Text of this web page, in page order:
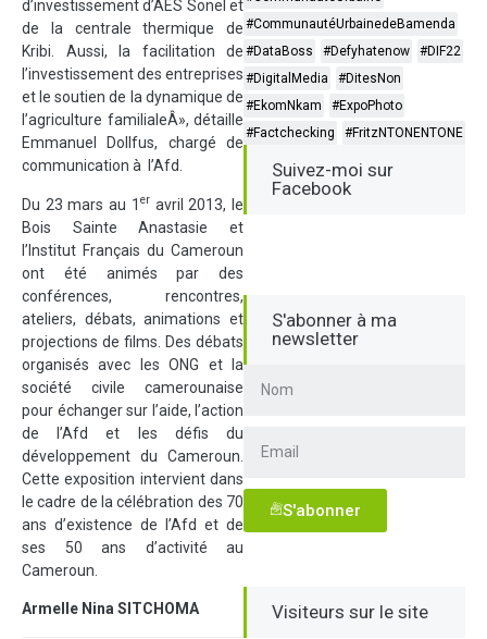
d’investissement d’AES Sonel et
de la centrale thermique de
Kribi. Aussi, la facilitation de
l’investissement des entreprises
et le soutien de la dynamique de
l’agriculture familialeÂ», détaille
Emmanuel Dollfus, chargé de
communication à l’Afd.
Du 23 mars au 1 er avril 2013, le
Bois Sainte Anastasie et
l’Institut Français du Cameroun
ont été animés par des
conférences, rencontres,
ateliers, débats, animations et
projections de films. Des débats
organisés avec les ONG et la
société civile camerounaise
pour échanger sur l’aide, l’action
de l’Afd et les défis du
développement du Cameroun.
Cette exposition intervient dans
le cadre de la célébration des 70
ans d’existence de l’Afd et de
ses 50 ans d’activité au
Cameroun.
Armelle Nina SITCHOMA
#CommunautéUrbainedeBamenda
#DataBoss
#Defyhatenow
#DIF22
#DigitalMedia
#DitesNon
#EkomNkam
#ExpoPhoto
#Factchecking
#FritzNTONENTONE
Suivez-moi sur
Facebook
S'abonner à ma
newsletter
S'abonner
Visiteurs sur le site